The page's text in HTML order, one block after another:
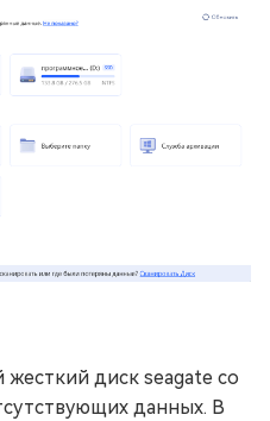
диск seagate со
данных. В